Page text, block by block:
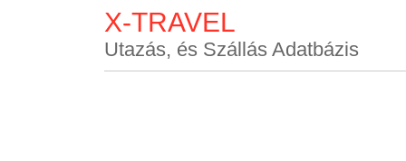
X-TRAVEL
Utazás, és Szállás Adatbázis